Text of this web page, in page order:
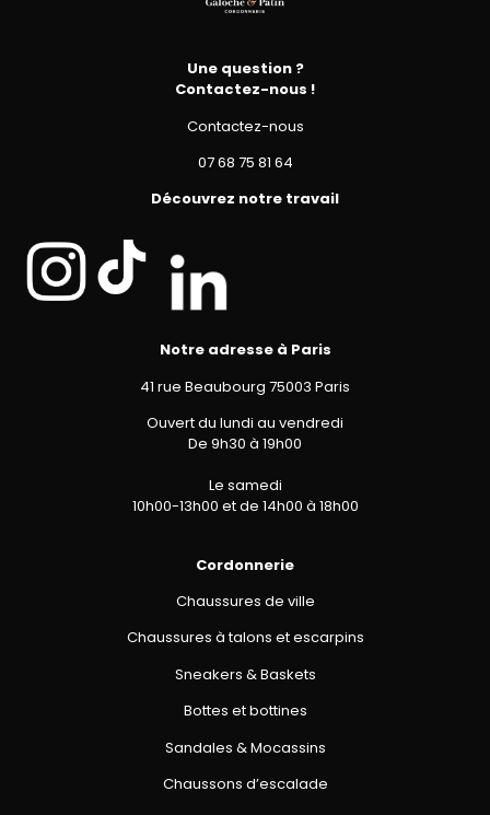
Une question ?
Contactez-nous !
Contactez-nous
07 68 75 81 64
Découvrez notre travail
Notre adresse à Paris
41 rue Beaubourg 75003 Paris
Ouvert du lundi au vendredi
De 9h30 à 19h00
Le samedi
10h00-13h00 et de 14h00 à 18h00
Cordonnerie
Chaussures de ville
Chaussures à talons et escarpins
Sneakers & Baskets
Bottes et bottines
Sandales & Mocassins
Chaussons d’escalade